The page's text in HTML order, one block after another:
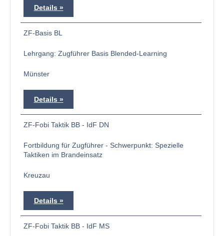
Details
ZF-Basis BL
Lehrgang: Zugführer Basis Blended-Learning
Münster
Details
ZF-Fobi Taktik BB - IdF DN
Fortbildung für Zugführer - Schwerpunkt: Spezielle
Taktiken im Brandeinsatz
Kreuzau
Details
ZF-Fobi Taktik BB - IdF MS